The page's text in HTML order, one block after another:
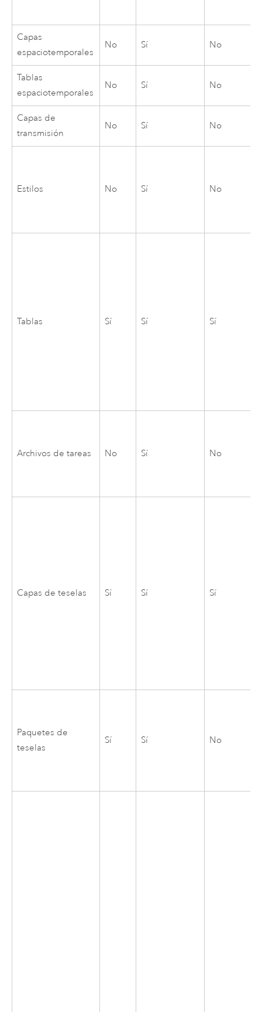
Capas
espaciotemporales
No Sí No
Tablas
espaciotemporales
No Sí No
Capas de
transmisión
No Sí No
Estilos No Sí No
Tablas Sí Sí Sí
Archivos de tareas No Sí No
Capas de teselas Sí Sí Sí
Paquetes de
teselas
Sí Sí No